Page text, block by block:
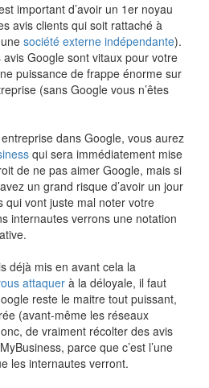
important d’avoir un 1er noyau
avis clients qui soit rattaché à
société externe indépendante).
Google sont vitaux pour votre
puissance de frappe énorme sur
(sans Google vous n’êtes
dans Google, vous aurez
qui sera immédiatement mise
de ne pas aimer Google, mais si
un grand risque d’avoir un jour
qui vont juste mal noter votre
internautes verrons une notation
déjà mis en avant cela la
attaquer à la déloyale, il faut
reste le maitre tout puissant,
(avant-même les réseaux
de vraiment récolter des avis
parce que c’est l’une
les internautes verront.